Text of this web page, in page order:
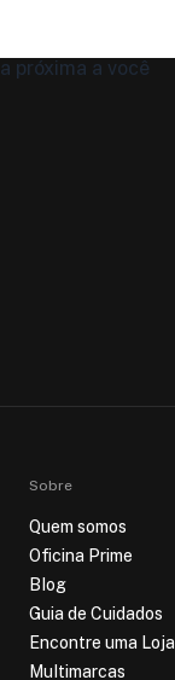
Sobre
Quem somos
Oficina Prime
Blog
Guia de Cuidados
Encontre uma Loja
Multimarcas